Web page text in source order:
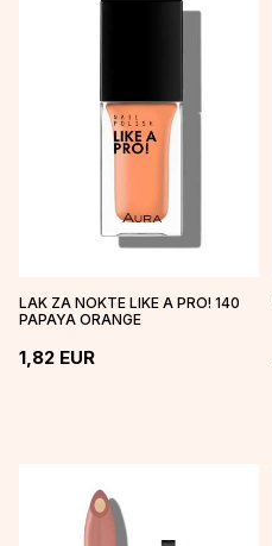
LAK ZA NOKTE LIKE A PRO! 140
PAPAYA ORANGE
1,82 EUR